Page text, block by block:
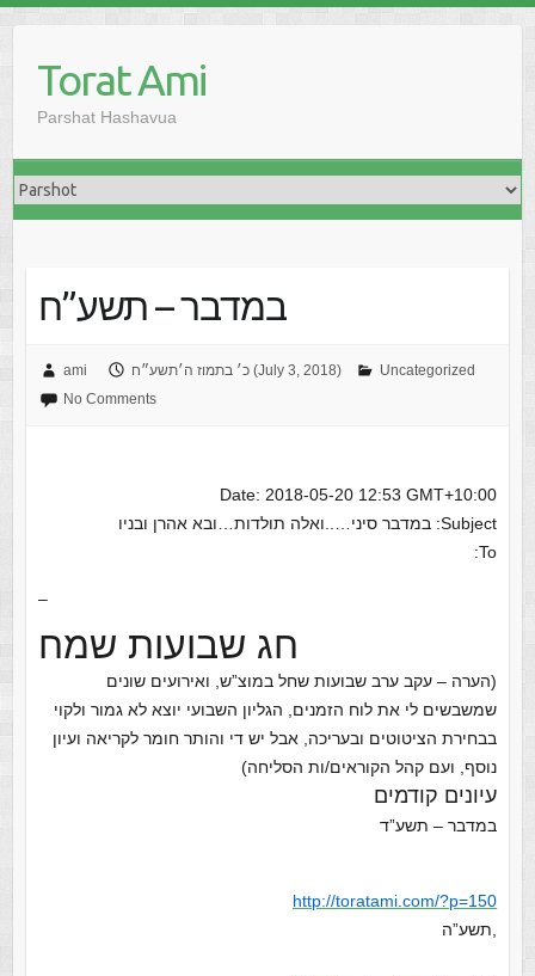
Torat Ami
Parshat Hashavua
במדבר – תשע”ח
ami כ׳ בתמוז ה׳תשע״ח (July 3, 2018)
Uncategorized
No Comments
Date: 2018-05-20 12:53 GMT+10:00
Subject: במדבר סיני…..ואלה תולדות…ובא אהרן ובניו
To:
–
חג שבועות שמח
(הערה – עקב ערב שבועות שחל במוצ”ש, ואירועים שונים
שמשבשים לי את לוח הזמנים, הגליון השבועי יוצא לא גמור ולקוי
בבחירת הציטוטים ובעריכה, אבל יש די והותר חומר לקריאה ועיון
נוסף, ועם קהל הקוראים/ות הסליחה)
עיונים קודמים
במדבר – תשע”ד
http://toratami.com/?p=150
,תשע”ה